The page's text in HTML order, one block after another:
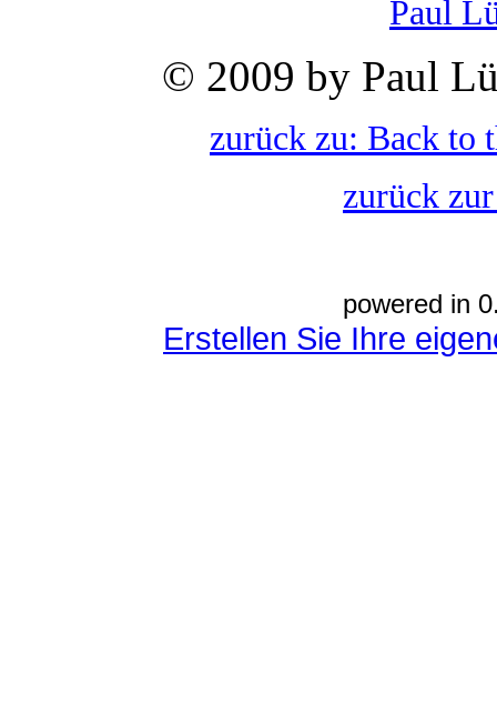
Paul
© 2009 by Paul
zurück zu: Back to
zurück
powered in
Erstellen Sie Ihre